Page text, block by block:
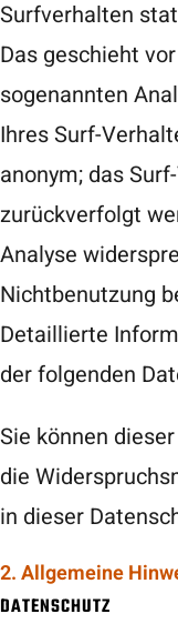
Surfverhalten
Das geschieht
sogenannten
Ihres Surf-
anonym; das
zurückverfolgt
Analyse
Nichtbenutzung
Detaillierte
der folgenden
Sie können
die
in dieser
2. Allgemeine
DATENSCHUTZ